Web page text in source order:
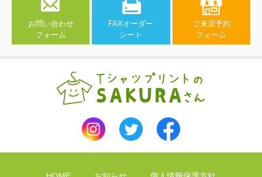
お問い合わせ
フォーム
FAXオーダー
シート
ご来店予約
フォーム